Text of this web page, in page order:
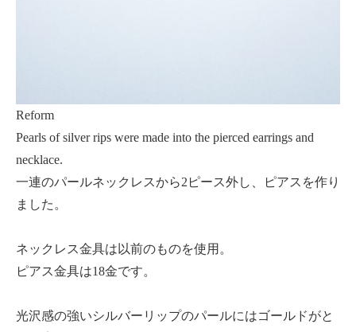
Reform
Pearls of silver rips were made into the pierced earrings and
necklace.
一連のパールネックレスから2ピース外し、ピアスを作り
ました。
ネックレス金具は以前のものを使用。
ピアス金具は18金です。
光沢感の強いシルバーリップのパールにはゴールドがと